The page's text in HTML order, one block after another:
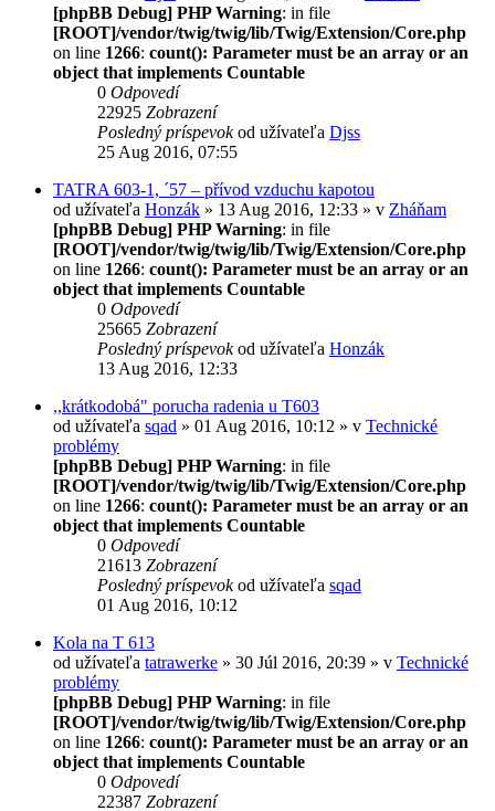
[phpBB Debug] PHP Warning: in file
[ROOT]/vendor/twig/twig/lib/Twig/Extension/Core.php
on line 1266: count(): Parameter must be an array or an
object that implements Countable
0 Odpovedí
22925 Zobrazení
Posledný príspevokod užívateľa Djss
25 Aug 2016, 07:55
TATRA 603-1, ´57 – přívod vzduchu kapotou
od užívateľa Honzák » 13 Aug 2016, 12:33 » v Zháňam
[phpBB Debug] PHP Warning: in file
[ROOT]/vendor/twig/twig/lib/Twig/Extension/Core.php
on line 1266: count(): Parameter must be an array or an
object that implements Countable
0 Odpovedí
25665 Zobrazení
Posledný príspevokod užívateľa Honzák
13 Aug 2016, 12:33
,,krátkodobá" porucha radenia u T603
od užívateľa sqad » 01 Aug 2016, 10:12 » v Technické
problémy
[phpBB Debug] PHP Warning: in file
[ROOT]/vendor/twig/twig/lib/Twig/Extension/Core.php
on line 1266: count(): Parameter must be an array or an
object that implements Countable
0 Odpovedí
21613 Zobrazení
Posledný príspevokod užívateľa sqad
01 Aug 2016, 10:12
Kola na T 613
od užívateľa tatrawerke » 30 Júl 2016, 20:39 » v Technické
problémy
[phpBB Debug] PHP Warning: in file
[ROOT]/vendor/twig/twig/lib/Twig/Extension/Core.php
on line 1266: count(): Parameter must be an array or an
object that implements Countable
0 Odpovedí
22387 Zobrazení